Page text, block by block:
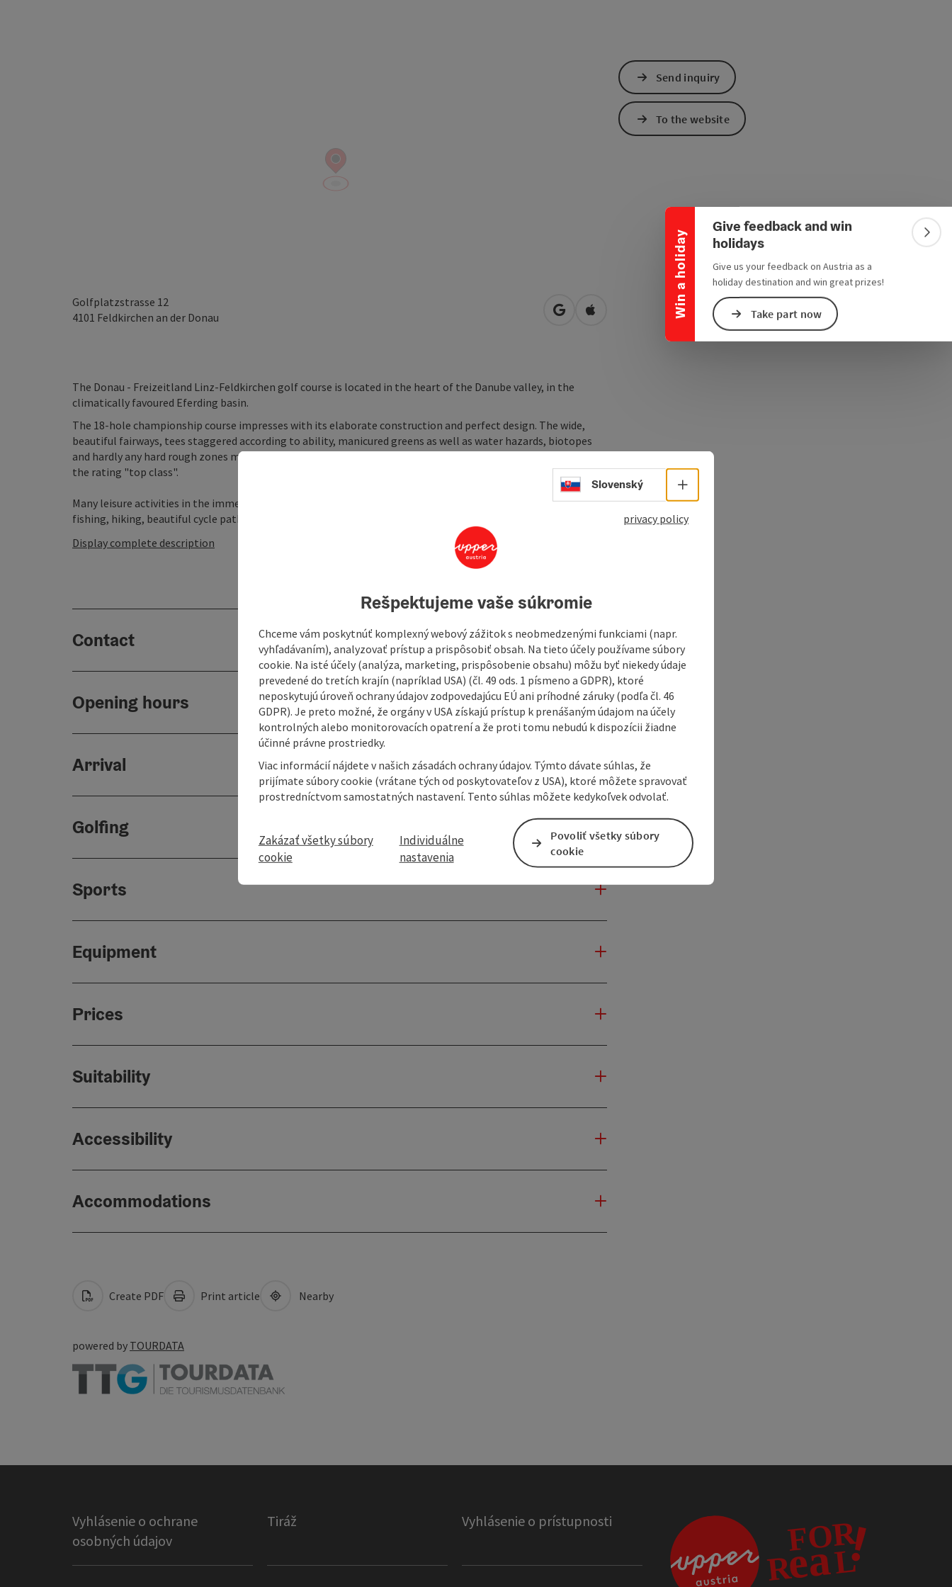
Win a holiday
Collapse banner
Give feedback and win
holidays
Give us your feedback on Austria as a
holiday destination and win great prizes!
Take part now
Golfplatzstrasse 12
4101 Feldkirchen an der Donau open in Google Maps
Open in Apple Maps
The Donau - Freizeitland Linz-Feldkirchen golf course is located in the heart of the Danube valley, in the
climatically favoured Eferding basin.
The 18-hole championship course impresses with its elaborate construction and perfect design. The wide,
beautiful fairways, tees staggered according to ability, manicured greens as well as water hazards, biotopes
and hardly any hard rough zones make every golfer's heart beat faster. Guests repeatedly award this course
the rating "top class".
Many leisure activities in the immediate vicinity (swimming lakes right next to the golf course, horse riding,
fishing, hiking, beautiful cycle paths, wine taverns and traditional inns). ...
Display complete description
Contact
Opening hours
Arrival
Golfing
Sports
Equipment
Prices
Suitability
Accessibility
Accommodations
Send inquiry
To the website
Create PDF Print article Nearby
powered by TOURDATA
Vyhlásenie o ochrane
osobných údajov
Tiráž Vyhlásenie o prístupnosti
Select language - Open menu
Slovenský
privacy policy
Rešpektujeme vaše súkromie
Chceme vám poskytnúť komplexný webový zážitok s neobmedzenými funkciami (napr.
vyhľadávaním), analyzovať prístup a prispôsobiť obsah. Na tieto účely používame súbory
cookie. Na isté účely (analýza, marketing, prispôsobenie obsahu) môžu byť niekedy údaje
prevedené do tretích krajín (napríklad USA) (čl. 49 ods. 1 písmeno a GDPR), ktoré
neposkytujú úroveň ochrany údajov zodpovedajúcu EÚ ani príhodné záruky (podľa čl. 46
GDPR). Je preto možné, že orgány v USA získajú prístup k prenášaným údajom na účely
kontrolných alebo monitorovacích opatrení a že proti tomu nebudú k dispozícii žiadne
účinné právne prostriedky.
Viac informácií nájdete v našich zásadách ochrany údajov. Týmto dávate súhlas, že
prijímate súbory cookie (vrátane tých od poskytovateľov z USA), ktoré môžete spravovať
prostredníctvom samostatných nastavení. Tento súhlas môžete kedykoľvek odvolať.
Zakázať všetky súbory
cookie
Individuálne
nastavenia
Povoliť všetky súbory
cookie